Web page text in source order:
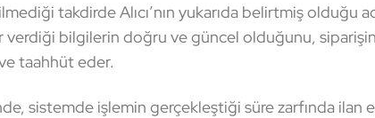
takdirde Alıcı’nın yukarıda belirtmiş olduğu
verdiği bilgilerin doğru ve güncel olduğunu,
taahhüt eder.
sistemde işlemin gerçekleştiği süre zarfında ilan